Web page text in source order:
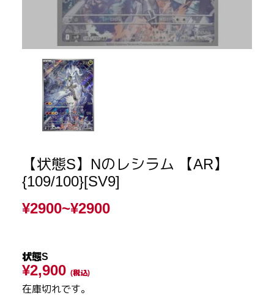
【状態S】Nのレシラム 【AR】
{109/100}[SV9]
¥2900~¥2900
状態S
¥2,900 (税込)
在庫切れです。